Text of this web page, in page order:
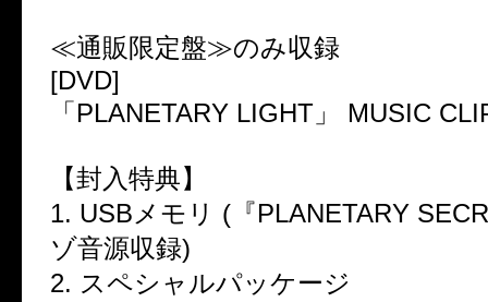
≪通販限定盤≫のみ収録
[DVD]
「PLANETARY LIGHT」 MUSIC
【封入特典】
1. USBメモリ (『PLANETARY
ゾ音源収録)
2. スペシャルパッケージ